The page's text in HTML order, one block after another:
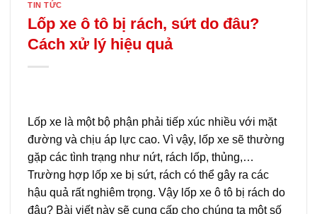
TIN TỨC
Lốp xe ô tô bị rách, sứt do đâu?
Cách xử lý hiệu quả
Lốp xe là một bộ phận phải tiếp xúc nhiều với mặt
đường và chịu áp lực cao. Vì vậy, lốp xe sẽ thường
gặp các tình trạng như nứt, rách lốp, thủng,…
Trường hợp lốp xe bị sứt, rách có thể gây ra các
hậu quả rất nghiêm trọng. Vậy lốp xe ô tô bị rách do
đâu? Bài viết này sẽ cung cấp cho chúng ta một số